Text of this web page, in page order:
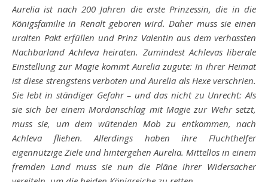
Aurelia ist nach 200 Jahren die erste Prinzessin, die in die
Königsfamilie in Renalt geboren wird. Daher muss sie einen
uralten Pakt erfüllen und Prinz Valentin aus dem verhassten
Nachbarland Achleva heiraten. Zumindest Achlevas liberale
Einstellung zur Magie kommt Aurelia zugute: In ihrer Heimat
ist diese strengstens verboten und Aurelia als Hexe verschrien.
Sie lebt in ständiger Gefahr – und das nicht zu Unrecht: Als
sie sich bei einem Mordanschlag mit Magie zur Wehr setzt,
muss sie, um dem wütenden Mob zu entkommen, nach
Achleva fliehen. Allerdings haben ihre Fluchthelfer
eigennützige Ziele und hintergehen Aurelia. Mittellos in einem
fremden Land muss sie nun die Pläne ihrer Widersacher